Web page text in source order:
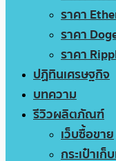
ราคา
ราคา
ราคา
ปฏิทินเศรษฐกิจ
บทความ
รีวิวผลิตภัณฑ์
เว็บซื้อขาย
กระเป๋าเ